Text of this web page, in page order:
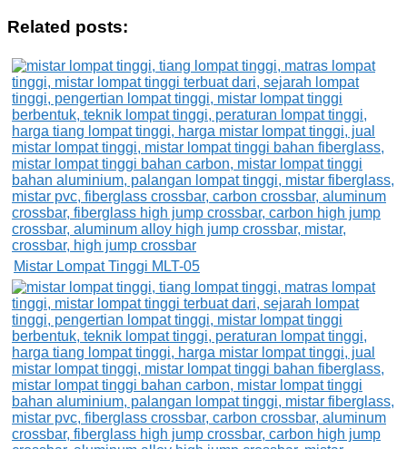
Related posts:
Mistar Lompat Tinggi MLT-05